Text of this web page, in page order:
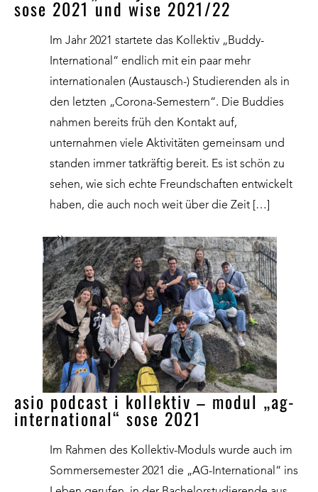
sose 2021 und wise 2021/22
Im Jahr 2021 startete das Kollektiv „Buddy-
International“ endlich mit ein paar mehr
internationalen (Austausch-) Studierenden als in
den letzten „Corona-Semestern“. Die Buddies
nahmen bereits früh den Kontakt auf,
unternahmen viele Aktivitäten gemeinsam und
standen immer tatkräftig bereit. Es ist schön zu
sehen, wie sich echte Freundschaften entwickelt
haben, die auch noch weit über die Zeit […]
››
asio podcast i kollektiv – modul „ag-
international“ sose 2021
Im Rahmen des Kollektiv-Moduls wurde auch im
Sommersemester 2021 die „AG-International“ ins